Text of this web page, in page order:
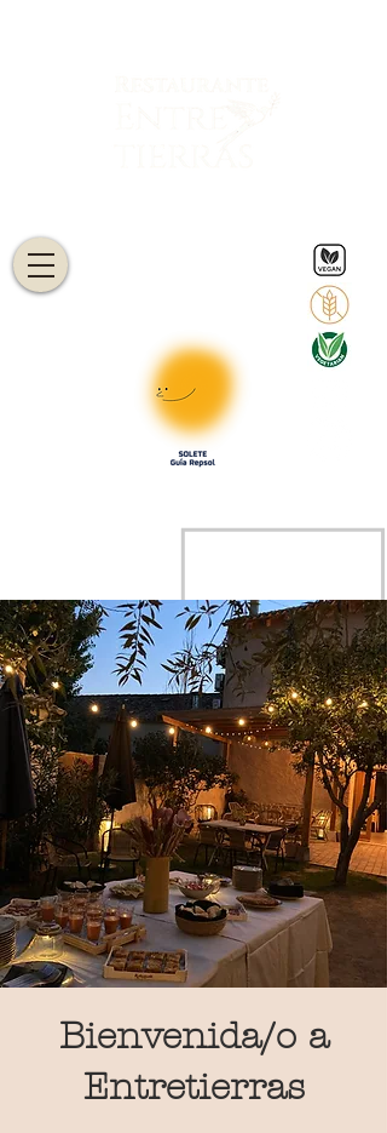
Bienvenida/o a
Entretierras